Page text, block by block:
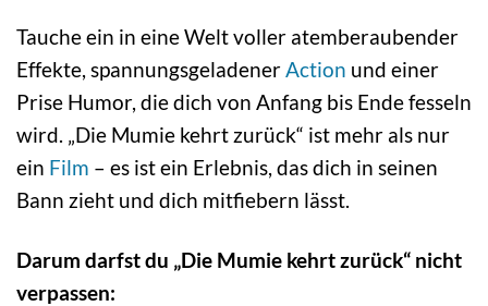
Tauche ein in eine Welt voller atemberaubender
Effekte, spannungsgeladener Action und einer
Prise Humor, die dich von Anfang bis Ende fesseln
wird. „Die Mumie kehrt zurück“ ist mehr als nur
ein Film – es ist ein Erlebnis, das dich in seinen
Bann zieht und dich mitfiebern lässt.
Darum darfst du „Die Mumie kehrt zurück“ nicht
verpassen: